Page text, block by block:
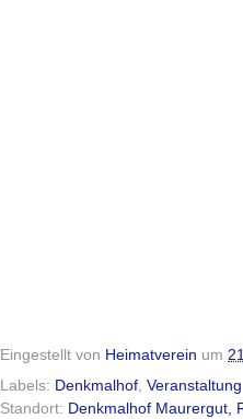
Eingestellt von Heimatverein um
Labels: Denkmalhof, Veranstaltung
Standort: Denkmalhof Maurergut,